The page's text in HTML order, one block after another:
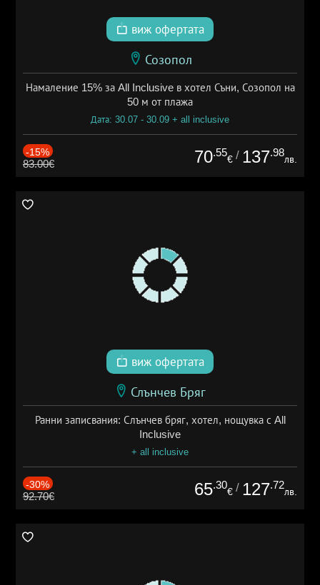
виж офертата
Созопол
Намаление 15% за All Inclusive в хотел Съни, Созопол на
50 м от плажа
Дата: 30.07 - 30.09 + all inclusive
-15%
83.00€ 70.55
€ / 137.98
лв.
виж офертата
Слънчев Бряг
Ранни записвания: Слънчев бряг, хотел, нощувка с All
Inclusive
+ all inclusive
-30%
92.70€ 65.30
€ / 127.72
лв.